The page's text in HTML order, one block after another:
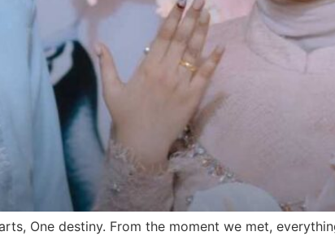
One destiny. From the moment we met,